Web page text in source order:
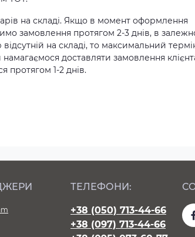
на складі. Якщо в момент оформлення
замовлення протягом 2-3 днів, в
на складі, то максимальний
доставляти замовлення
протягом 1-2 днів.
ТЕЛЕФОНИ:
+38 (050) 713-44-66
+38 (097) 713-44-66